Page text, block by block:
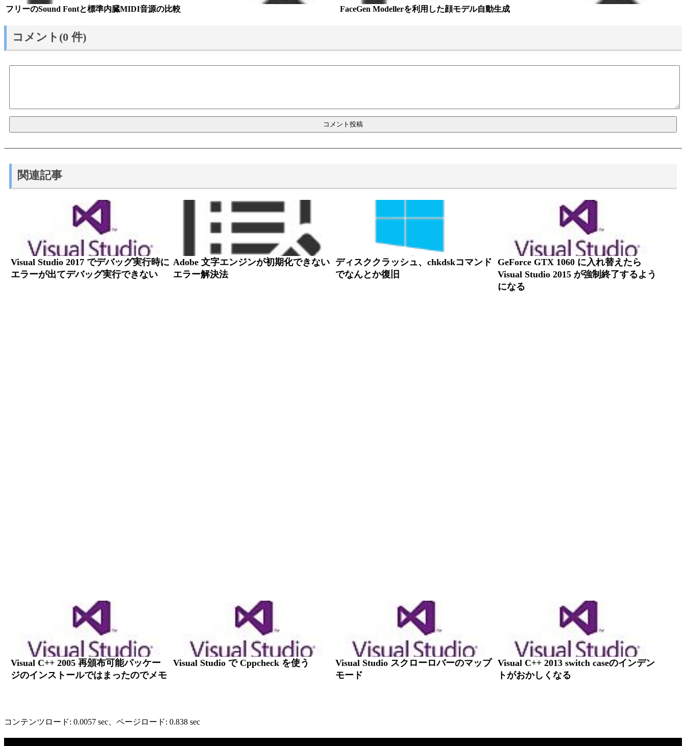
フリーのSound Fontと標準内臓MIDI音源の比較 FaceGen Modellerを利用した顔モデル自動生成
コメント(0 件)
関連記事
Visual Studio 2017 でデバッグ実行時に
エラーが出てデバッグ実行できない
Adobe 文字エンジンが初期化できない
エラー解決法
ディスククラッシュ、chkdskコマンド
でなんとか復旧
GeForce GTX 1060 に入れ替えたら
Visual Studio 2015 が強制終了するよう
になる
Visual C++ 2005 再頒布可能パッケー
ジのインストールではまったのでメモ
Visual Studio で Cppcheck を使う
Visual Studio スクローロバーのマップ
モード
Visual C++ 2013 switch caseのインデン
トがおかしくなる
コンテンツロード: 0.0057 sec 、ページロード: 0.838 sec